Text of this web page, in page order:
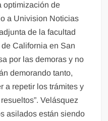
optimización de
a Univision Noticias
de la facultad
California en San
por las demoras y no
demorando tanto,
a repetir los trámites y
Velásquez
asilados están siendo